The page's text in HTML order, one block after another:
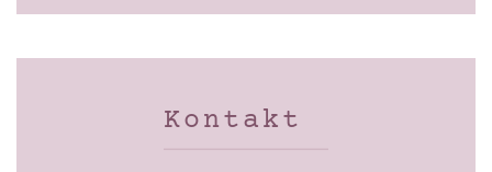
Kontakt